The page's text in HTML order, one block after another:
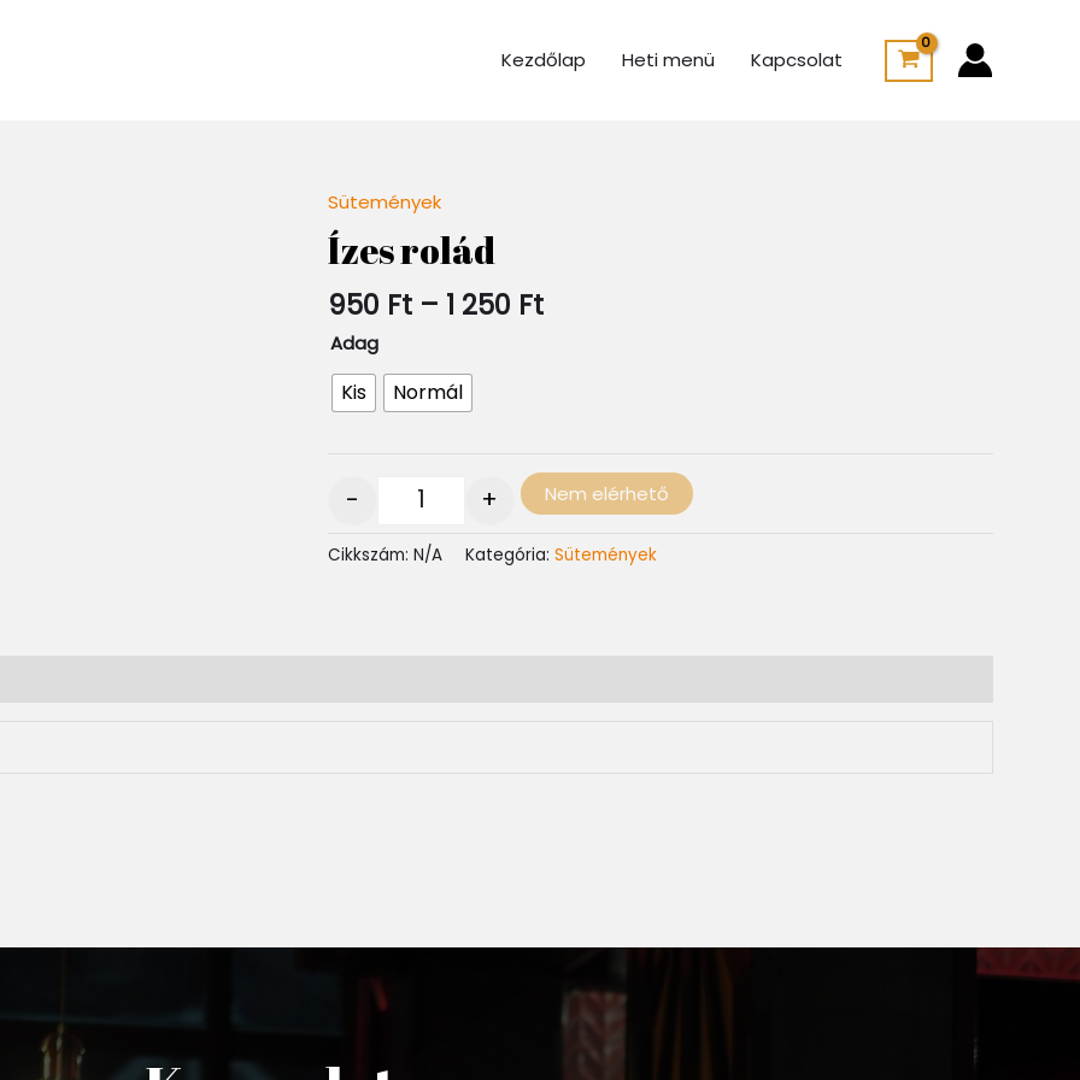
Kezdőlap Heti menü Kapcsolat
Sütemények
Ízes rolád
950 Ft – 1 250 Ft1
250 Ft
Adag
Kis Normál
Quantity
- + Nem elérhető
Cikkszám: N/A Kategória: Sütemények